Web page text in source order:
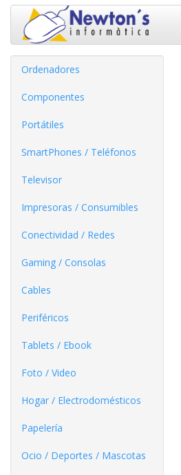
Ordenadores
Componentes
Portátiles
SmartPhones / Teléfonos
Televisor
Impresoras / Consumibles
Conectividad / Redes
Gaming / Consolas
Cables
Periféricos
Tablets / Ebook
Foto / Video
Hogar / Electrodomésticos
Papelería
Ocio / Deportes / Mascotas